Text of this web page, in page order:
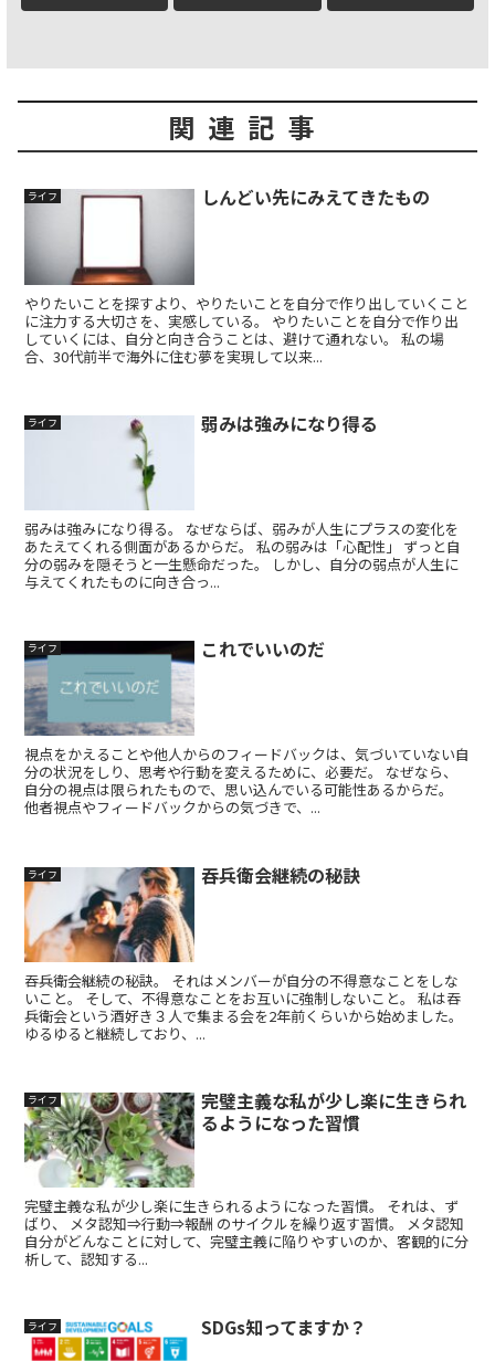
関連記事
ライフ しんどい先にみえてきたもの
やりたいことを探すより、やりたいことを自分で作り出していくこと
に注力する大切さを、実感している。 やりたいことを自分で作り出
していくには、自分と向き合うことは、避けて通れない。 私の場
合、30代前半で海外に住む夢を実現して以来...
ライフ 弱みは強みになり得る
弱みは強みになり得る。 なぜならば、弱みが人生にプラスの変化を
あたえてくれる側面があるからだ。 私の弱みは「心配性」 ずっと自
分の弱みを隠そうと一生懸命だった。 しかし、自分の弱点が人生に
与えてくれたものに向き合っ...
ライフ これでいいのだ
視点をかえることや他人からのフィードバックは、気づいていない自
分の状況をしり、思考や行動を変えるために、必要だ。 なぜなら、
自分の視点は限られたもので、思い込んでいる可能性あるからだ。
他者視点やフィードバックからの気づきで、...
ライフ 吞兵衛会継続の秘訣
吞兵衛会継続の秘訣。 それはメンバーが自分の不得意なことをしな
いこと。 そして、不得意なことをお互いに強制しないこと。 私は吞
兵衛会という酒好き３人で集まる会を2年前くらいから始めました。
ゆるゆると継続しており、...
ライフ
完璧主義な私が少し楽に生きられ
るようになった習慣
完璧主義な私が少し楽に生きられるようになった習慣。 それは、ず
ばり、 メタ認知⇒行動⇒報酬 のサイクルを繰り返す習慣。 メタ認知
自分がどんなことに対して、完璧主義に陥りやすいのか、客観的に分
析して、認知する...
ライフ SDGs知ってますか？